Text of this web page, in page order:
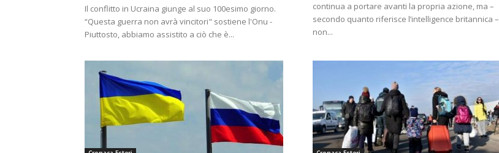
Il conflitto in Ucraina giunge al suo 100esimo giorno.
“Questa guerra non avrà vincitori" sostiene l'Onu -
Piuttosto, abbiamo assistito a ciò che è...
continua a portare avanti la propria azione, ma –
secondo quanto riferisce l’intelligence britannica –
non...